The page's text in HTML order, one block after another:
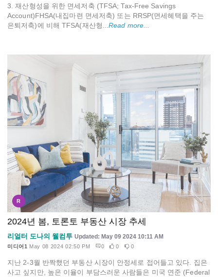
3. 재산형성을 위한 면세저축 (TFSA; Tax-Free Savings
Account)FHSA(내집마련 면세저축) 또는 RRSP(면세혜택을 주는
은퇴저축)에 비해 TFSA(재산형...Read more...
R
2024년 봄, 토론토 부동산 시장 추세
리얼터 도나의 웰컴투 Updated: May 09 2024 10:11 AM
미디어1 May 08 2024 02:50 PM 0 0 0
지난 2-3월 반짝했던 부동산 시장이 안정세로 접어들고 있다. 집은
사고 싶지만, 높은 이율이 부담스러운 사람들은 미국 연준 (Federal